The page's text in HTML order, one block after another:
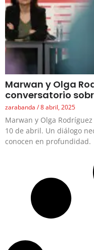
Marwan y Olga
conversatorio
zarabanda 8 abril, 2025
Marwan y Olga
10 de abril. Un diálogo
conocen en profundidad.